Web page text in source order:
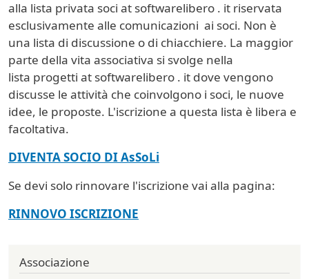
alla lista privata soci at softwarelibero . it riservata
esclusivamente alle comunicazioni ai soci. Non è
una lista di discussione o di chiacchiere. La maggior
parte della vita associativa si svolge nella
lista progetti at softwarelibero . it dove vengono
discusse le attività che coinvolgono i soci, le nuove
idee, le proposte. L'iscrizione a questa lista è libera e
facoltativa.
DIVENTA SOCIO DI AsSoLi
Se devi solo rinnovare l'iscrizione vai alla pagina:
RINNOVO ISCRIZIONE
Associazione